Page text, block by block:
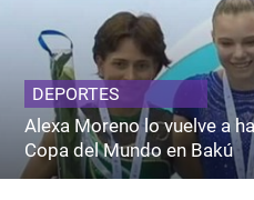
DEPORTES
Alexa Moreno lo vuelve a
Copa del Mundo en Bakú